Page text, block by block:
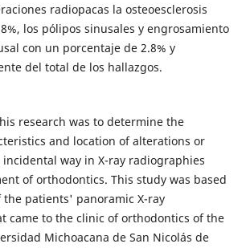
radiopacas la osteoesclerosis
los pólipos sinusales y engrosamiento
con un porcentaje de 2.8% y
del total de los hallazgos.
research was to determine the
and location of alterations or
way in X-ray radiographies
of orthodontics. This study was based
the patients' panoramic X-ray
came to the clinic of orthodontics of the
Michoacana de San Nicolás de